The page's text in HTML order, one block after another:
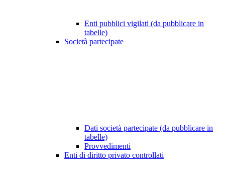
Enti pubblici vigilati (da pubblicare in
tabelle)
Società partecipate
Dati società partecipate (da pubblicare in
tabelle)
Provvedimenti
Enti di diritto privato controllati